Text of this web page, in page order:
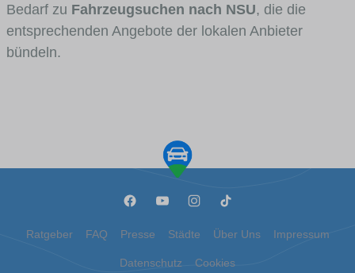
Bedarf zu Fahrzeugsuchen nach NSU, die die
entsprechenden Angebote der lokalen Anbieter
bündeln.
Ratgeber FAQ Presse Städte Über Uns Impressum
Datenschutz Cookies